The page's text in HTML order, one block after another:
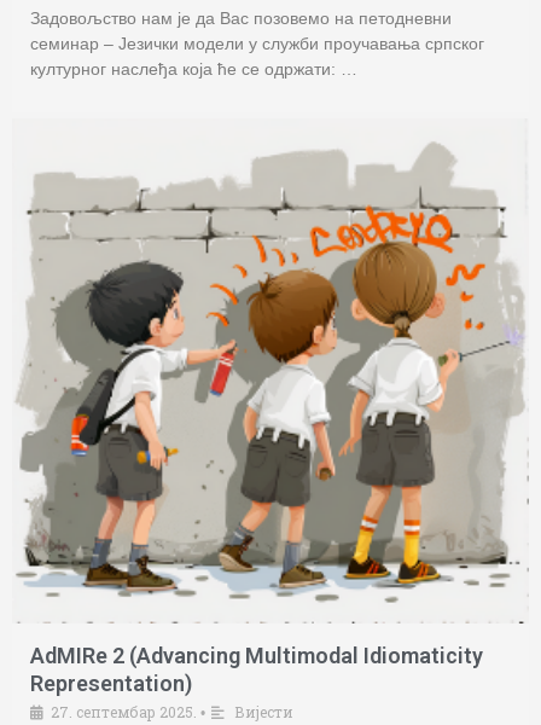
Задовољство нам је да Вас позовемо на петодневни
семинар – Језички модели у служби проучавања српског
културног наслеђа која ће се одржати: …
AdMIRe 2 (Advancing Multimodal Idiomaticity
Representation)
27. септембар 2025. •
Вијести